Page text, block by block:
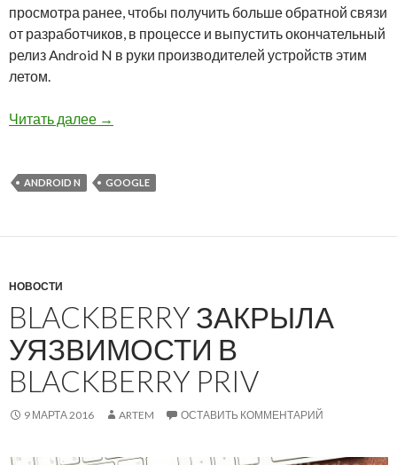
просмотра ранее, чтобы получить больше обратной связи
от разработчиков, в процессе и выпустить окончательный
релиз Android N в руки производителей устройств этим
летом.
Читать далее Первое знакомство с Android N от Google
→
ANDROID N GOOGLE
НОВОСТИ
BLACKBERRY ЗАКРЫЛА
УЯЗВИМОСТИ В
BLACKBERRY PRIV
9 МАРТА 2016 ARTEM ОСТАВИТЬ КОММЕНТАРИЙ